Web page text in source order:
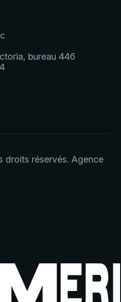
bureau 446
droits réservés. Agence